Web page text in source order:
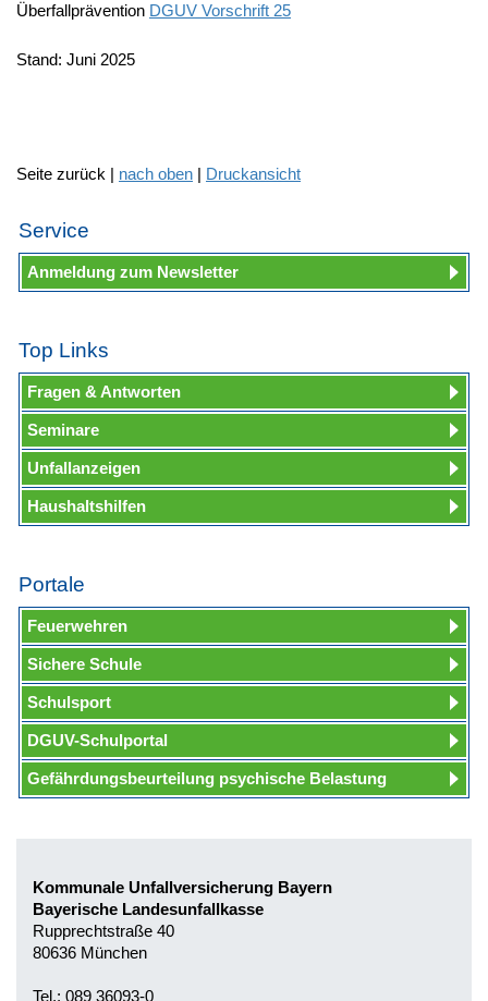
Überfallprävention DGUV Vorschrift 25
Stand: Juni 2025
Seite zurück | nach oben | Druckansicht
Service
Anmeldung zum Newsletter
Top Links
Fragen & Antworten
Seminare
Unfallanzeigen
Haushaltshilfen
Portale
Feuerwehren
Sichere Schule
Schulsport
DGUV-Schulportal
Gefährdungsbeurteilung psychische Belastung
Kommunale Unfallversicherung Bayern
Bayerische Landesunfallkasse
Rupprechtstraße 40
80636 München
Tel.: 089 36093-0